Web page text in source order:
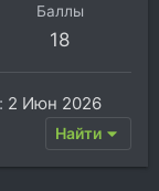
Баллы
18
2 Июн 2026
Найти